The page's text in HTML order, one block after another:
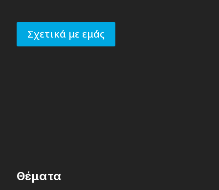
Σχετικά με εμάς
Θέματα